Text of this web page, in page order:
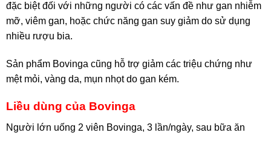
đặc biệt đối với những người có các vấn đề như gan nhiễm
mỡ, viêm gan, hoặc chức năng gan suy giảm do sử dụng
nhiều rượu bia.
Sản phẩm Bovinga cũng hỗ trợ giảm các triệu chứng như
mệt mỏi, vàng da, mụn nhọt do gan kém.
Liều dùng của Bovinga
Người lớn uống 2 viên Bovinga, 3 lần/ngày, sau bữa ăn